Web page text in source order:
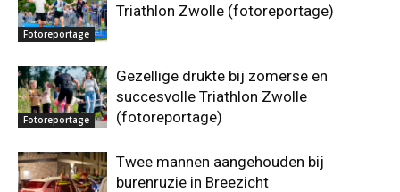
Fotoreportage
Triathlon Zwolle (fotoreportage)
Fotoreportage
Gezellige drukte bij zomerse en
succesvolle Triathlon Zwolle
(fotoreportage)
Twee mannen aangehouden bij
burenruzie in Breezicht